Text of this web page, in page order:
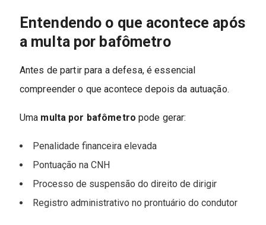
Entendendo o que acontece após
a multa por bafômetro
Antes de partir para a defesa, é essencial
compreender o que acontece depois da autuação.
Uma multa por bafômetro pode gerar:
Penalidade financeira elevada
Pontuação na CNH
Processo de suspensão do direito de dirigir
Registro administrativo no prontuário do condutor